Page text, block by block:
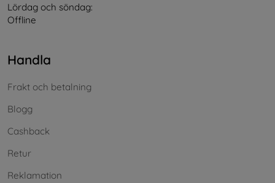
Lördag och söndag:
Offline
Handla
Frakt och betalning
Blogg
Cashback
Retur
Reklamation